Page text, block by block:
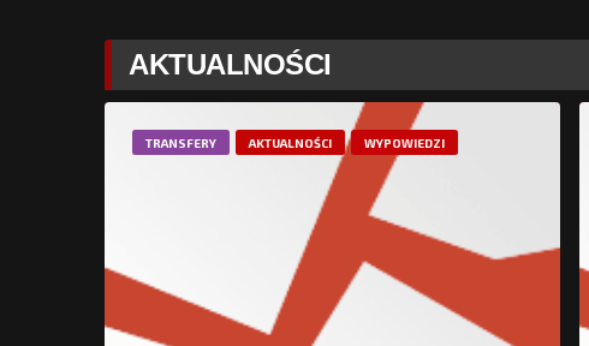
AKTUALNOŚCI
TRANSFERY AKTUALNOŚCI WYPOWIEDZI